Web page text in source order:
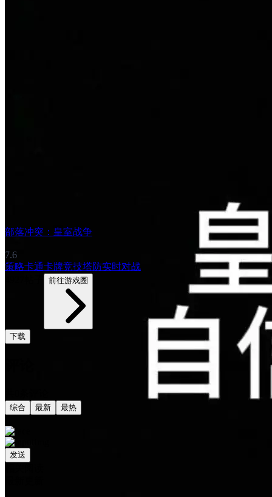
部落冲突：皇室战争
7.6
策略卡通卡牌竞技塔防实时对战
前往游戏圈
下载
综合 最新 最热
发送